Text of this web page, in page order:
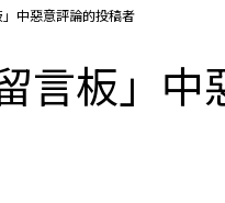
中惡意評論的投稿者
言板」中